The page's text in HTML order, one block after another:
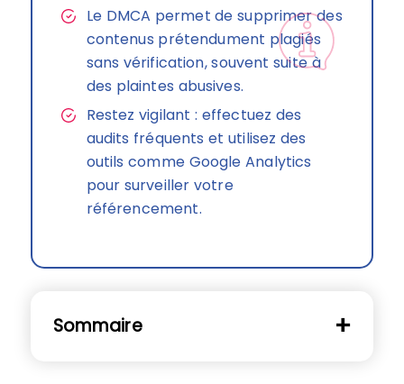
Le DMCA permet de supprimer des
contenus prétendument plagiés
sans vérification, souvent suite à
des plaintes abusives.
Restez vigilant : effectuez des
audits fréquents et utilisez des
outils comme Google Analytics
pour surveiller votre
référencement.
Sommaire